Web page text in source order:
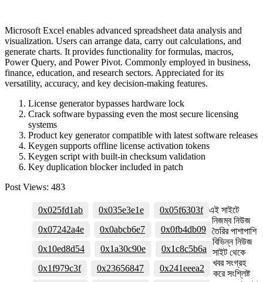
Microsoft Excel enables advanced spreadsheet data analysis and
visualization. Users can arrange data, carry out calculations, and
generate charts. It provides functionality for formulas, macros,
Power Query, and Power Pivot. Commonly employed in business,
finance, education, and research sectors. Appreciated for its
versatility, accuracy, and key decision-making features.
License generator bypasses hardware lock
Crack software bypassing even the most secure licensing
systems
Product key generator compatible with latest software releases
Keygen supports offline license activation tokens
Keygen script with built-in checksum validation
Key duplication blocker included in patch
Post Views: 483
0x025fd1ab 0x035e3e1e
0x05f6303f
0x07242a4e
0x0abcb6e7
0x0fb4db09
0x10ed8d54
0x1a30c90e
0x1c8c5b6a
0x1f979c3f
0x23656847 0x241eeea2
এই সাইটে
নিজম্ব নিউজ
তৈরির পাশাপাশি
বিভিন্ন নিউজ
সাইট থেকে
খবর সংগ্রহ
করে সংশ্লিষ্ট